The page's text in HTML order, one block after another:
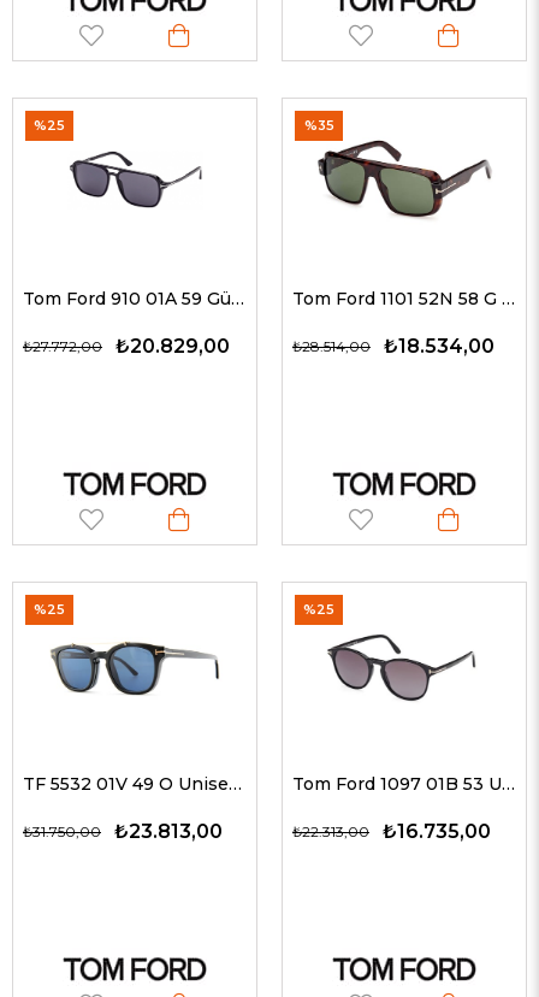
Tom Ford 910 01A 59 Güneş Gözlüğü
₺20.829,00
₺27.772,00
%25
Tom Ford 1101 52N 58 G Unisex Güneş Gözlükleri
₺18.534,00
₺28.514,00
%35
TF 5532 01V 49 O Unisex Güneş Gözlükleri
₺23.813,00
₺31.750,00
%25
Tom Ford 1097 01B 53 Unisex Güneş Gözlükleri
₺16.735,00
₺22.313,00
%25